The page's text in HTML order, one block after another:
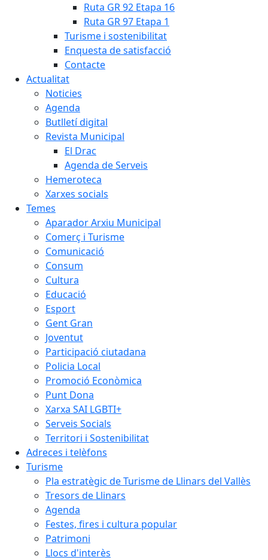
Ruta GR 92 Etapa 16
Ruta GR 97 Etapa 1
Turisme i sostenibilitat
Enquesta de satisfacció
Contacte
Actualitat
Noticies
Agenda
Butlletí digital
Revista Municipal
El Drac
Agenda de Serveis
Hemeroteca
Xarxes socials
Temes
Aparador Arxiu Municipal
Comerç i Turisme
Comunicació
Consum
Cultura
Educació
Esport
Gent Gran
Joventut
Participació ciutadana
Policia Local
Promoció Econòmica
Punt Dona
Xarxa SAI LGBTI+
Serveis Socials
Territori i Sostenibilitat
Adreces i telèfons
Turisme
Pla estratègic de Turisme de Llinars del Vallès
Tresors de Llinars
Agenda
Festes, fires i cultura popular
Patrimoni
Llocs d'interès